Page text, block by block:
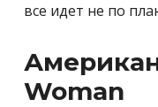
все идет не по
Woman